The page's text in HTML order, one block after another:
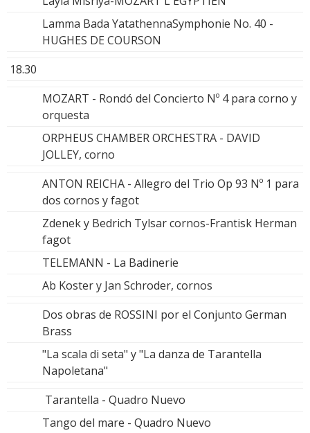
Lamma Bada YatathennaSymphonie No. 40 -
HUGHES DE COURSON
18.30
MOZART - Rondó del Concierto Nº 4 para corno y
orquesta
ORPHEUS CHAMBER ORCHESTRA - DAVID
JOLLEY, corno
ANTON REICHA - Allegro del Trio Op 93 Nº 1 para
dos cornos y fagot
Zdenek y Bedrich Tylsar cornos-Frantisk Herman
fagot
TELEMANN - La Badinerie
Ab Koster y Jan Schroder, cornos
Dos obras de ROSSINI por el Conjunto German
Brass
"La scala di seta" y "La danza de Tarantella
Napoletana"
Tarantella - Quadro Nuevo
Tango del mare - Quadro Nuevo